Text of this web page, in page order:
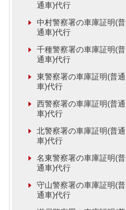
通車)代行
中村警察署の車庫証明(普
通車)代行
千種警察署の車庫証明(普
通車)代行
東警察署の車庫証明(普通
車)代行
西警察署の車庫証明(普通
車)代行
北警察署の車庫証明(普通
車)代行
名東警察署の車庫証明(普
通車)代行
守山警察署の車庫証明(普
通車)代行